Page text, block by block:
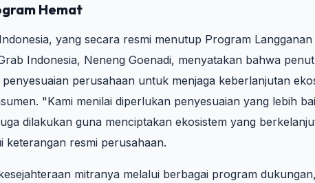
Hemat
yang secara resmi menutup Program Langganan
Indonesia, Neneng Goenadi, menyatakan bahwa
perusahaan untuk menjaga keberlanjutan
"Kami menilai diperlukan penyesuaian yang lebih
dilakukan guna menciptakan ekosistem yang
resmi perusahaan.
mitranya melalui berbagai program dukungan,